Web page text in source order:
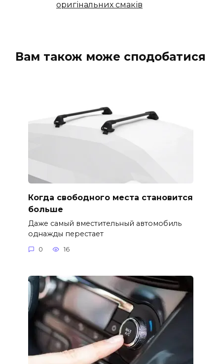
оригінальних смаків
Вам також може сподобатися
Когда свободного места становится
больше
Даже самый вместительный автомобиль
однажды перестает
0 16